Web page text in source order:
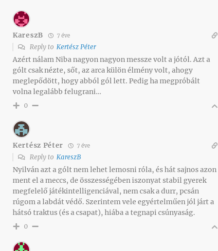
KareszB 7 éve
Reply to Kertész Péter
Azért nálam Niba nagyon nagyon messze volt a jótól. Azt a
gólt csak nézte, sőt, az arca külön élmény volt, ahogy
meglepődött, hogy abból gól lett. Pedig ha megpróbált
volna legalább felugrani…
0
Kertész Péter 7 éve
Reply to KareszB
Nyilván azt a gólt nem lehet lemosni róla, és hát sajnos azon
ment el a meccs, de összességében iszonyat stabil gyerek
megfelelő játékintelligenciával, nem csak a durr, pcsán
rúgom a labdát védő. Szerintem vele egyértelműen jól járt a
hátsó traktus (és a csapat), hiába a tegnapi csúnyaság.
0